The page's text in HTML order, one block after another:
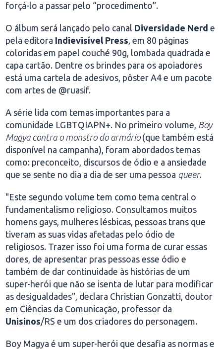
forçá-lo a passar pelo “procedimento”.
O álbum será lançado pelo canal Diversidade Nerd e
pela editora Indievisível Press, em 80 páginas
coloridas em papel couché 90g, lombada quadrada e
capa cartão. Dentre os brindes para os apoiadores
está uma cartela de adesivos, pôster A4 e um pacote
com artes de @ruasif.
A série lida com temas importantes para a
comunidade LGBTQIAPN+. No primeiro volume, Boy
Magya contra o monstro do armário(que também está
disponível na campanha), foram abordados temas
como: preconceito, discursos de ódio e a ansiedade
que se sente no dia a dia de ser uma pessoa queer.
"Este segundo volume tem como tema central o
fundamentalismo religioso. Consultamos muitos
homens gays, mulheres lésbicas, pessoas trans que
tiveram as suas vidas afetadas pelo ódio de
religiosos. Trazer isso foi uma forma de curar essas
dores, de apresentar pras pessoas esse ódio e
também de dar continuidade às histórias de um
super-herói que não se isenta de lutar para modificar
as desigualdades", declara Christian Gonzatti, doutor
em Ciências da Comunicação, professor da
Unisinos/RS e um dos criadores do personagem.
Boy Magya é um super-herói que desafia as normas e